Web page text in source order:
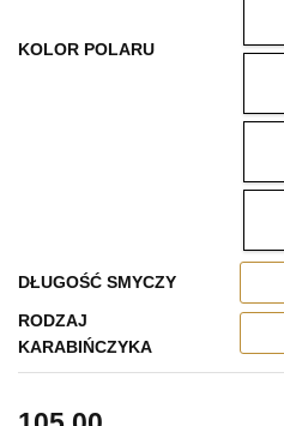
KOLOR POLARU
DŁUGOŚĆ SMYCZY
RODZAJ
KARABIŃCZYKA